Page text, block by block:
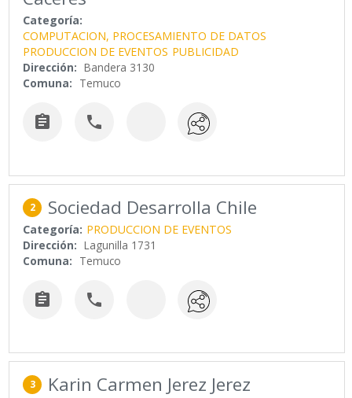
Categoría:
COMPUTACION, PROCESAMIENTO DE DATOS
PRODUCCION DE EVENTOS PUBLICIDAD
Dirección: Bandera 3130
Comuna: Temuco
 
2 Sociedad Desarrolla Chile
Categoría: PRODUCCION DE EVENTOS
Dirección: Lagunilla 1731
Comuna: Temuco
 
3 Karin Carmen Jerez Jerez